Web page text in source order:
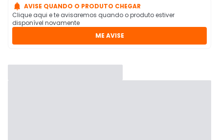
 AVISE QUANDO O PRODUTO CHEGAR
Clique aqui e te avisaremos quando o produto estiver
disponível novamente
ME AVISE